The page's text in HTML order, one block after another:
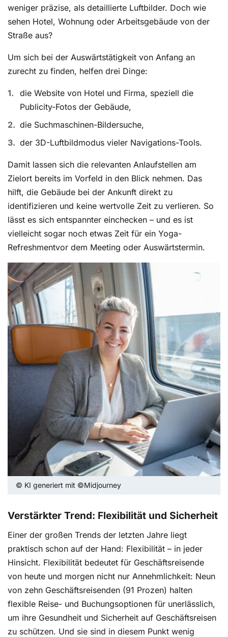
weniger präzise, als detaillierte Luftbilder. Doch wie
sehen Hotel, Wohnung oder Arbeitsgebäude von der
Straße aus?
Um sich bei der Auswärtstätigkeit von Anfang an
zurecht zu finden, helfen drei Dinge:
die Website von Hotel und Firma, speziell die
Publicity-Fotos der Gebäude,
die Suchmaschinen-Bildersuche,
der 3D-Luftbildmodus vieler Navigations-Tools.
Damit lassen sich die relevanten Anlaufstellen am
Zielort bereits im Vorfeld in den Blick nehmen. Das
hilft, die Gebäude bei der Ankunft direkt zu
identifizieren und keine wertvolle Zeit zu verlieren. So
lässt es sich entspannter einchecken – und es ist
vielleicht sogar noch etwas Zeit für ein Yoga-
Refreshmentvor dem Meeting oder Auswärtstermin.
© KI generiert mit ©Midjourney
Verstärkter Trend: Flexibilität und Sicherheit
Einer der großen Trends der letzten Jahre liegt
praktisch schon auf der Hand: Flexibilität – in jeder
Hinsicht. Flexibilität bedeutet für Geschäftsreisende
von heute und morgen nicht nur Annehmlichkeit: Neun
von zehn Geschäftsreisenden (91 Prozen) halten
flexible Reise- und Buchungsoptionen für unerlässlich,
um ihre Gesundheit und Sicherheit auf Geschäftsreisen
zu schützen. Und sie sind in diesem Punkt wenig